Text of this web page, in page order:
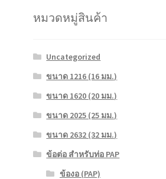
หมวดหมู่สินค้า
Uncategorized
ขนาด 1216 (16 มม.)
ขนาด 1620 (20 มม.)
ขนาด 2025 (25 มม.)
ขนาด 2632 (32 มม.)
ข้อต่อ สำหรับท่อ PAP
ข้องอ (PAP)